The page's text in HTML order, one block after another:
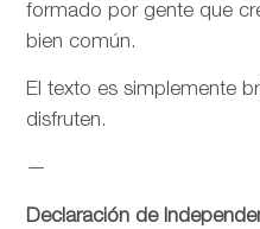
formado por gente que
bien común.
El texto es simplemente
disfruten.
—
Declaración de